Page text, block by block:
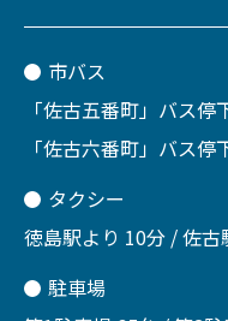
市バス
「佐古五番町」バス
「佐古六番町」バス
タクシー
徳島駅より 10分 / 佐
駐車場